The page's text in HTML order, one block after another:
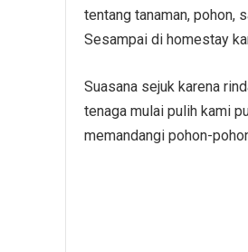
tentang tanaman, pohon,
Sesampai di homestay
Suasana sejuk karena
tenaga mulai pulih kami
memandangi pohon-